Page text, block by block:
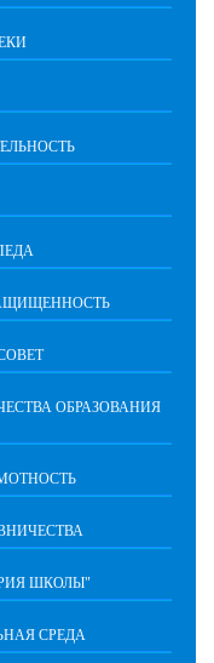
ОБРАЗОВАНИЯ
ШКОЛЫ"
СРЕДА